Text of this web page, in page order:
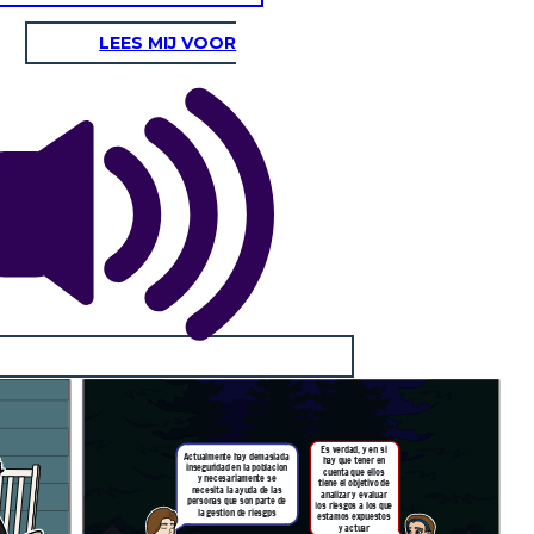
LEES MIJ VOOR
Es verdad, y en si
hay que tener en
cuenta que ellos
tiene el objetivo de
analizar y evaluar
los riesgos a los que
estamos expuestos
y actuar
Actualmente hay demasiada
inseguridad en la poblacion
y necesariamente se
necesita la ayuda de las
personas que son parte de
la gestion de riesgps